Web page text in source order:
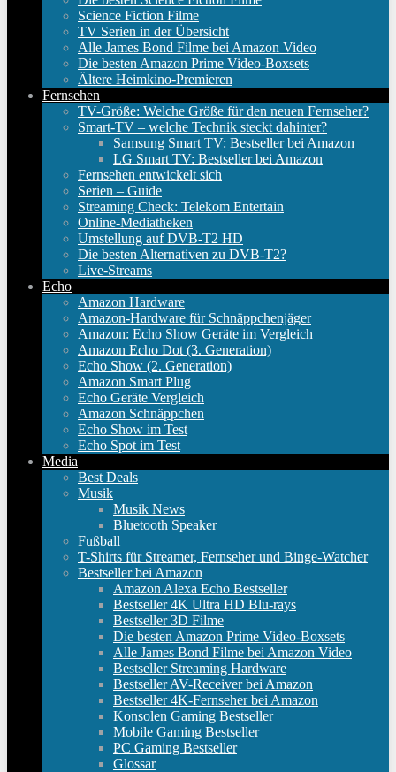
Science Fiction Filme
TV Serien in der Übersicht
Alle James Bond Filme bei Amazon Video
Die besten Amazon Prime Video-Boxsets
Ältere Heimkino-Premieren
Fernsehen
TV-Größe: Welche Größe für den neuen Fernseher?
Smart-TV – welche Technik steckt dahinter?
Samsung Smart TV: Bestseller bei Amazon
LG Smart TV: Bestseller bei Amazon
Fernsehen entwickelt sich
Serien – Guide
Streaming Check: Telekom Entertain
Online-Mediatheken
Umstellung auf DVB-T2 HD
Die besten Alternativen zu DVB-T2?
Live-Streams
Echo
Amazon Hardware
Amazon-Hardware für Schnäppchenjäger
Amazon: Echo Show Geräte im Vergleich
Amazon Echo Dot (3. Generation)
Echo Show (2. Generation)
Amazon Smart Plug
Echo Geräte Vergleich
Amazon Schnäppchen
Echo Show im Test
Echo Spot im Test
Media
Best Deals
Musik
Musik News
Bluetooth Speaker
Fußball
T-Shirts für Streamer, Fernseher und Binge-Watcher
Bestseller bei Amazon
Amazon Alexa Echo Bestseller
Bestseller 4K Ultra HD Blu-rays
Bestseller 3D Filme
Die besten Amazon Prime Video-Boxsets
Alle James Bond Filme bei Amazon Video
Bestseller Streaming Hardware
Bestseller AV-Receiver bei Amazon
Bestseller 4K-Fernseher bei Amazon
Konsolen Gaming Bestseller
Mobile Gaming Bestseller
PC Gaming Bestseller
Glossar